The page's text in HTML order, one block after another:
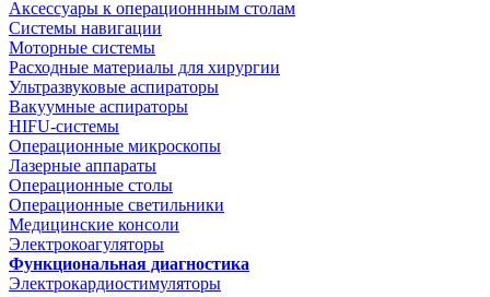
Аксессуары к операционнным столам
Системы навигации
Моторные системы
Расходные материалы для хирургии
Ультразвуковые аспираторы
Вакуумные аспираторы
HIFU-системы
Операционные микроскопы
Лазерные аппараты
Операционные столы
Операционные светильники
Медицинские консоли
Электрокоагуляторы
Функциональная диагностика
Электрокардиостимуляторы